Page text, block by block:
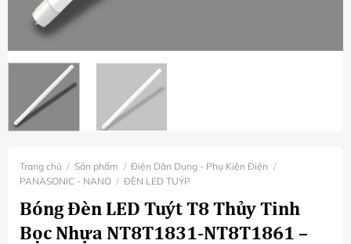
Trang chủ / Sản phẩm / Điện Dân Dụng - Phụ Kiện Điện /
PANASONIC - NANO / ĐÈN LED TUÝP
Bóng Đèn LED Tuýt T8 Thủy Tinh
Bọc Nhựa NT8T1831-NT8T1861 –